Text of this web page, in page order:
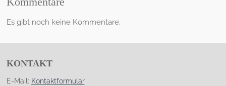
Es gibt noch keine Kommentare.
KONTAKT
E-Mail: Kontaktformular